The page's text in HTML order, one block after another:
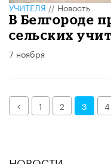
УЧИТЕЛЯ//Новость
В Белгороде
сельских
7 ноября
Назад1 2 3 4